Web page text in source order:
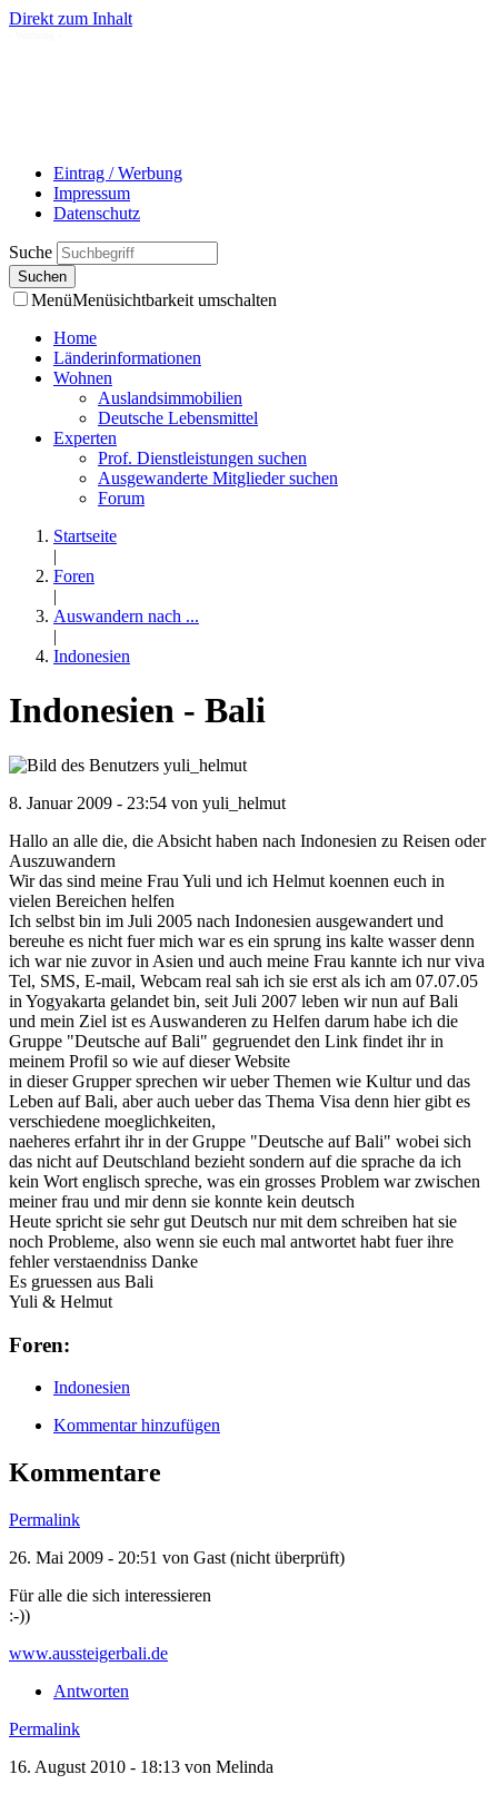
Direkt zum Inhalt
Eintrag / Werbung
Impressum
Datenschutz
Suche
MenüMenüsichtbarkeit umschalten
Home
Länderinformationen
Wohnen
Auslandsimmobilien
Deutsche Lebensmittel
Experten
Prof. Dienstleistungen suchen
Ausgewanderte Mitglieder suchen
Forum
Startseite
|
Foren
|
Auswandern nach ...
|
Indonesien
Indonesien - Bali
8. Januar 2009 - 23:54 von yuli_helmut
Hallo an alle die, die Absicht haben nach Indonesien zu Reisen oder
Auszuwandern
Wir das sind meine Frau Yuli und ich Helmut koennen euch in
vielen Bereichen helfen
Ich selbst bin im Juli 2005 nach Indonesien ausgewandert und
bereuhe es nicht fuer mich war es ein sprung ins kalte wasser denn
ich war nie zuvor in Asien und auch meine Frau kannte ich nur viva
Tel, SMS, E-mail, Webcam real sah ich sie erst als ich am 07.07.05
in Yogyakarta gelandet bin, seit Juli 2007 leben wir nun auf Bali
und mein Ziel ist es Auswanderen zu Helfen darum habe ich die
Gruppe "Deutsche auf Bali" gegruendet den Link findet ihr in
meinem Profil so wie auf dieser Website
in dieser Grupper sprechen wir ueber Themen wie Kultur und das
Leben auf Bali, aber auch ueber das Thema Visa denn hier gibt es
verschiedene moeglichkeiten,
naeheres erfahrt ihr in der Gruppe "Deutsche auf Bali" wobei sich
das nicht auf Deutschland bezieht sondern auf die sprache da ich
kein Wort englisch spreche, was ein grosses Problem war zwischen
meiner frau und mir denn sie konnte kein deutsch
Heute spricht sie sehr gut Deutsch nur mit dem schreiben hat sie
noch Probleme, also wenn sie euch mal antwortet habt fuer ihre
fehler verstaendniss Danke
Es gruessen aus Bali
Yuli & Helmut
Foren:
Indonesien
Kommentar hinzufügen
Kommentare
Permalink
26. Mai 2009 - 20:51 von Gast (nicht überprüft)
Für alle die sich interessieren
:-))
www.aussteigerbali.de
Antworten
Permalink
16. August 2010 - 18:13 von Melinda